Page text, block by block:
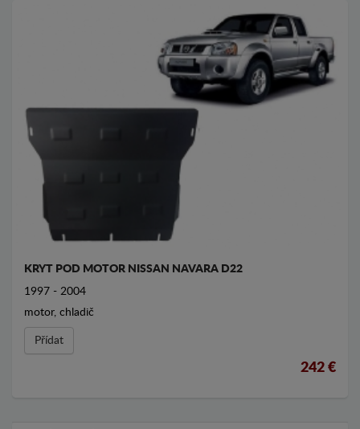
KRYT POD MOTOR NISSAN NAVARA D22
1997 - 2004
motor, chladič
Přídat
242 €